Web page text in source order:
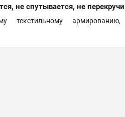
не спутывается, не
текстильному армированию,